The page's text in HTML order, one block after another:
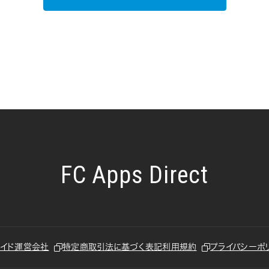
FC Apps Direct
ド運営会社 特定商取引法に基づく表記利用規約 プライバシーポ